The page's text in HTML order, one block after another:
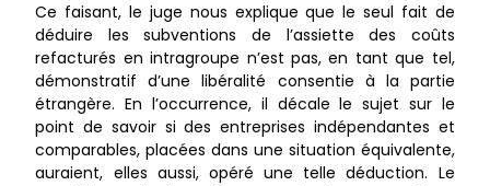
Ce faisant, le juge nous explique que le seul fait de
déduire les subventions de l’assiette des coûts
refacturés en intragroupe n’est pas, en tant que tel,
démonstratif d’une libéralité consentie à la partie
étrangère. En l’occurrence, il décale le sujet sur le
point de savoir si des entreprises indépendantes et
comparables, placées dans une situation équivalente,
auraient, elles aussi, opéré une telle déduction. Le